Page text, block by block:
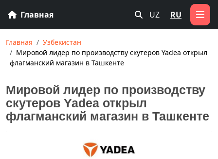
Главная UZ RU
Главная
Узбекистан
Мировой лидер по производству скутеров Yadea открыл
флагманский магазин в Ташкенте
Мировой лидер по производству
скутеров Yadea открыл
флагманский магазин в Ташкенте